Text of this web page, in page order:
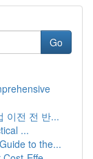
Go
이전 전 반...
...
to the...